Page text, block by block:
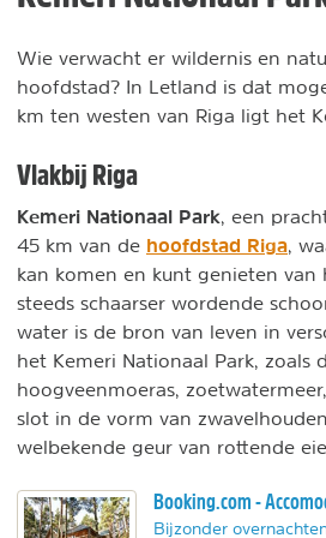
Wie verwacht er wildernis en
hoofdstad? In Letland is dat
km ten westen van Riga ligt het
Vlakbij Riga
Kemeri Nationaal Park , een
45 km van de hoofdstad Riga ,
kan komen en kunt genieten van
steeds schaarser wordende
water is de bron van leven in
het Kemeri Nationaal Park, zoals
hoogveenmoeras,
slot in de vorm van
welbekende geur van rottende
Booking.com -
Bijzonder